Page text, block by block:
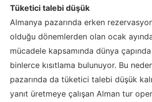
Tüketici talebi düşük
Almanya pazarında erken
olduğu dönemlerden olan ocak
mücadele kapsamında dünya
binlerce kısıtlama bulunuyor. Bu
pazarında da tüketici talebi düşük
yanıt üretmeye çalışan Alman tur